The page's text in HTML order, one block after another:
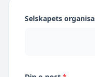
Selskapets